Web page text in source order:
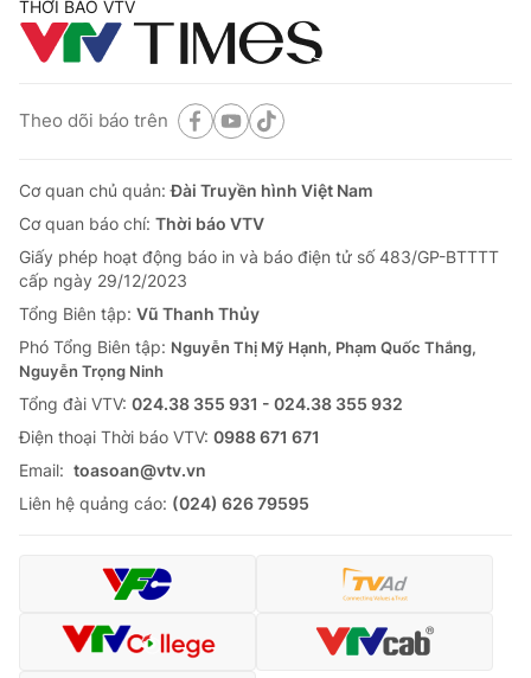
THỜI BÁO VTV
Theo dõi báo trên
Cơ quan chủ quản:Đài Truyền hình Việt Nam
Cơ quan báo chí: Thời báo VTV
Giấy phép hoạt động báo in và báo điện tử số 483/GP-BTTTT
cấp ngày 29/12/2023
Tổng Biên tập: Vũ Thanh Thủy
Phó Tổng Biên tập: Nguyễn Thị Mỹ Hạnh, Phạm Quốc Thắng,
Nguyễn Trọng Ninh
Tổng đài VTV: 024.38 355 931 - 024.38 355 932
Ðiện thoại Thời báo VTV: 0988 671 671
Email: toasoan@vtv.vn
Liên hệ quảng cáo: (024) 626 79595